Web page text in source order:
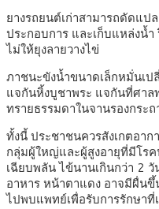
ยางรถยนต์เก่าสามารถดัดแป
ประกอบการ และเก็บแหล่งน้
ไม่ให้ยุงลายวางไข่
ภาชนะขังน้ำขนาดเล็กหมั่นเ
แจกันหิ้งบูชาพระ แจกันที่ศาล
ทรายธรรมดาในจานรองกระ
ทั้งนี้ ประชาชนควรสังเกตอาก
กลุ่มผู้ใหญ่และผู้สูงอายุที่มีโรค
เฉียบพลัน ไข้นานเกินกว่า 2
อาหาร หน้าตาแดง อาจมีผื่น
ไปพบแพทย์เพื่อรับการรักษาที่